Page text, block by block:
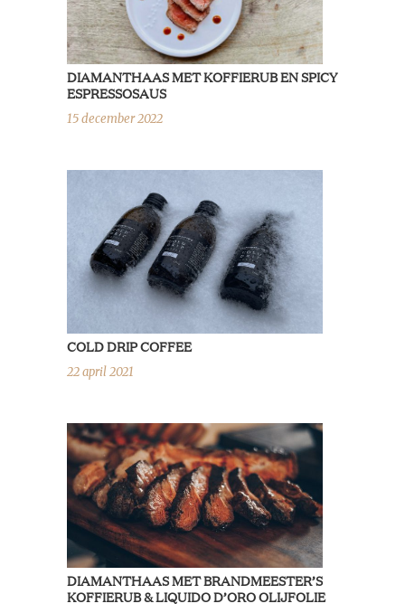
DIAMANTHAAS MET KOFFIERUB EN SPICY
ESPRESSOSAUS
15 december 2022
COLD DRIP COFFEE
22 april 2021
DIAMANTHAAS MET BRANDMEESTER’S
KOFFIERUB & LIQUIDO D’ORO OLIJFOLIE